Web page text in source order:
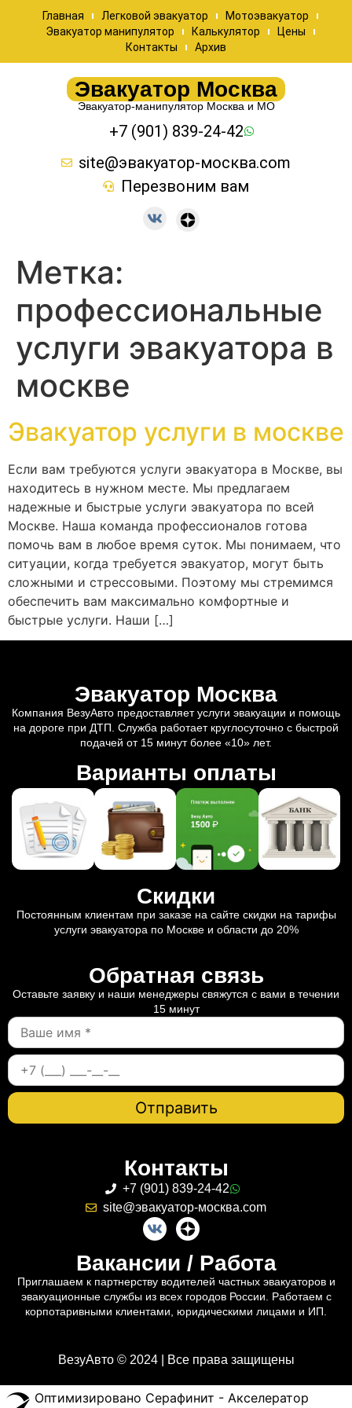
Главная Легковой эвакуатор
Мотоэвакуатор
Эвакуатор манипулятор
Калькулятор
Цены
Контакты
Архив
Эвакуатор Москва
Эвакуатор-манипулятор Москва и МО
+7 (901) 839-24-42
site@эвакуатор-москва.com
Перезвоним вам
Метка:
профессиональные
услуги эвакуатора в
москве
Эвакуатор услуги в москве
Если вам требуются услуги эвакуатора в Москве, вы
находитесь в нужном месте. Мы предлагаем
надежные и быстрые услуги эвакуатора по всей
Москве. Наша команда профессионалов готова
помочь вам в любое время суток. Мы понимаем, что
ситуации, когда требуется эвакуатор, могут быть
сложными и стрессовыми. Поэтому мы стремимся
обеспечить вам максимально комфортные и
быстрые услуги. Наши […]
Эвакуатор Москва
Компания ВезуАвто предоставляет услуги эвакуации и помощь
на дороге при ДТП. Служба работает круглосуточно с быстрой
подачей от 15 минут более «10» лет.
Варианты оплаты
Скидки
Постоянным клиентам при заказе на сайте скидки на тарифы
услуги эвакуатора по Москве и области до 20%
Обратная связь
Оставьте заявку и наши менеджеры свяжутся с вами в течении
15 минут
Контакты
+7 (901) 839-24-42
site@эвакуатор-москва.com
Вакансии / Работа
Приглашаем к партнерству водителей частных эвакуаторов и
эвакуационные службы из всех городов России. Работаем с
корпотаривными клиентами, юридическими лицами и ИП.
ВезуАвто © 2024 | Все права защищены
Оптимизировано Серафинит - Акселератор